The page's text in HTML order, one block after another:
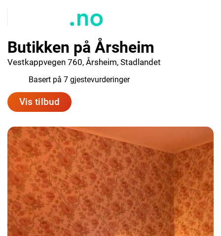
Butikken på Årsheim
Vestkappvegen 760, Årsheim, Stadlandet
Basert på 7 gjestevurderinger
Vis tilbud